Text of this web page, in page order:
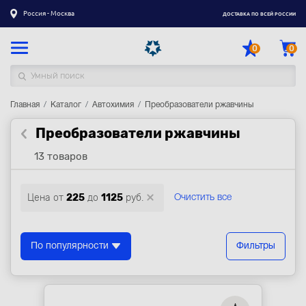
Россия - Москва ДОСТАВКА ПО ВСЕЙ РОССИИ
0 0
Каталог товаров
Регистрация| Вход
Доставка
Контакты
Акции
Главная Каталог Автохимия Преобразователи ржавчины
Преобразователи ржавчины
13 товаров
Цена от 225 до 1125 руб. Очистить все
По популярности Фильтры